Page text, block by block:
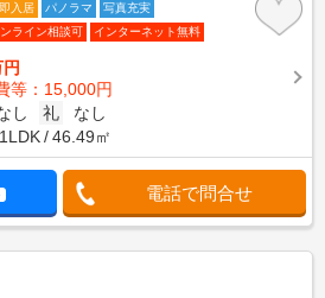
即入居 パノラマ
写真充実
ライン相談可
インターネット無料
等：15,000円
し 礼
なし
1LDK 46.49㎡
電話で問合せ